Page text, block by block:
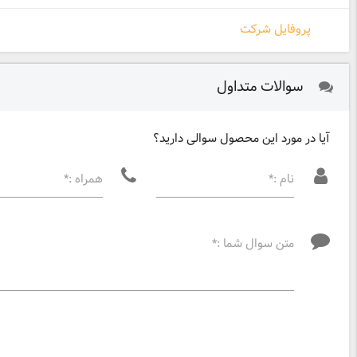
پروفایل شرکت
سوالات متداول
آیا در مورد این محصول سوالی دارید؟
نام :* همراه :*
متن سوال شما :*